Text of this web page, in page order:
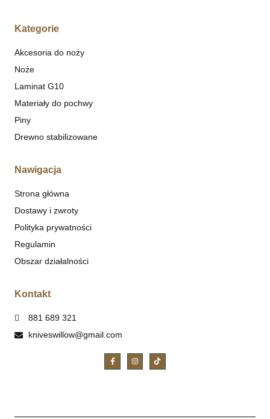
Kategorie
Akcesoria do noży
Noże
Laminat G10
Materiały do pochwy
Piny
Drewno stabilizowane
Nawigacja
Strona główna
Dostawy i zwroty
Polityka prywatności
Regulamin
Obszar działalności
Kontakt
881 689 321
kniveswillow@gmail.com